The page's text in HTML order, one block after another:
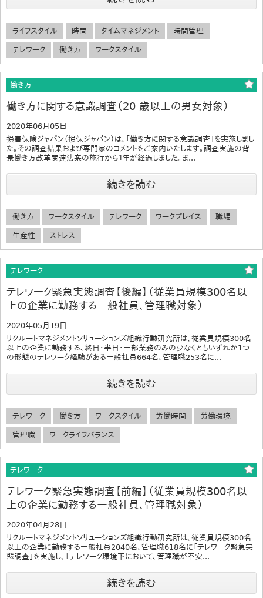
ライフスタイル 時間 タイムマネジメント 時間管理
テレワーク 働き方 ワークスタイル
働き方
働き方に関する意識調査（20 歳以上の男女対象）
2020年06月05日
損害保険ジャパン（損保ジャパン）は、「働き方に関する意識調査」を実施しまし
た。その調査結果および専門家のコメントをご案内いたします。調査実施の背
景働き方改革関連法案の施行から１年が経過しました。ま...
続きを読む
働き方 ワークスタイル テレワーク ワークプレイス 職場
生産性 ストレス
テレワーク
テレワーク緊急実態調査【後編】（従業員規模300名以
上の企業に勤務する一般社員、管理職対象）
2020年05月19日
リクルートマネジメントソリューションズ組織行動研究所は、従業員規模300名
以上の企業に勤務する、終日・半日・一部業務のみの少なくともいずれか1つ
の形態のテレワーク経験がある一般社員664名、管理職253名に...
続きを読む
テレワーク 働き方 ワークスタイル 労働時間 労働環境
管理職 ワークライフバランス
テレワーク
テレワーク緊急実態調査【前編】（従業員規模300名以
上の企業に勤務する一般社員、管理職対象）
2020年04月28日
リクルートマネジメントソリューションズ組織行動研究所は、従業員規模300名
以上の企業に勤務する一般社員2040名、管理職618名に「テレワーク緊急実
態調査」を実施し、「テレワーク環境下において、管理職が不安...
続きを読む